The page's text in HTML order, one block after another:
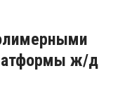
ж/д